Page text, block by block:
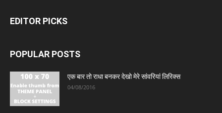
EDITOR PICKS
POPULAR POSTS
एक बार तो राधा बनकर देखो मेरे सांवरियां लिरिक्स
04/08/2016